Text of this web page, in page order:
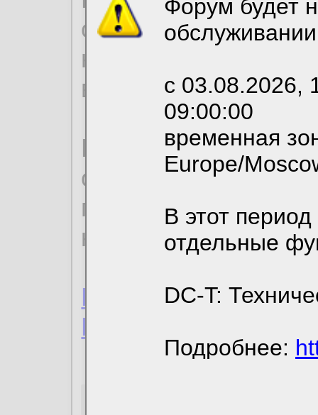
Форум будет
с 03.08.2026,
09:00:00
временная
Europe/
В этот
отдельные
DC-T:
Подробнее:
согласие на
необходимых для
вы можете
По
ознакомиться с
пользовательским
Пользовательское
Политика